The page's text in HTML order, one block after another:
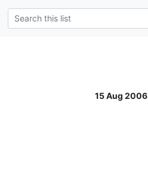
15 Aug 2006